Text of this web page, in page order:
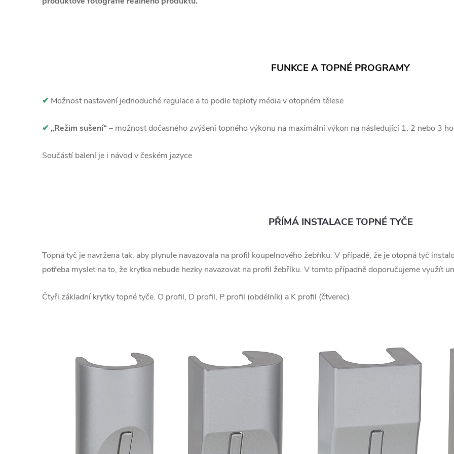
FUNKCE A TOPNÉ PROGRAMY
✔ Možnost nastavení jednoduché regulace a to podle teploty média v otopném tělese
✔ „Režim sušení“– možnost dočasného zvýšení topného výkonu na maximální výkon na následující 1, 2 nebo 3
Součástí balení je i návod v českém jazyce
PŘÍMÁ INSTALACE TOPNÉ TYČE
Topná tyč je navržena tak, aby plynule navazovala na profil koupelnového žebříku. V případě, že je otopná tyč
potřeba myslet na to, že krytka nebude hezky navazovat na profil žebříku. V tomto případně doporučujeme využít
Čtyři základní krytky topné tyče. O profil, D profil, P profil (obdélník) a K profil (čtverec)